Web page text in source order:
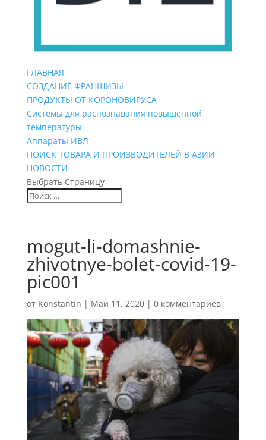
ГЛАВНАЯ
СОЗДАНИЕ ФРАНШИЗЫ
ПРОДУКТЫ ОТ КОРОНОВИРУСА
Системы для распознавания повышенной
температуры
Аппараты ИВЛ
ПОИСК ТОВАРА И ПРОИЗВОДИТЕЛЕЙ В АЗИИ
НОВОСТИ
Выбрать Страницу
mogut-li-domashnie-
zhivotnye-bolet-covid-19-
pic001
от Konstantin | Май 11, 2020| 0 комментариев